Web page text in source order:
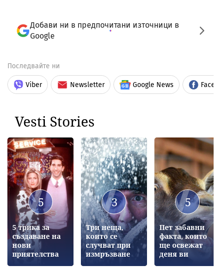
Добави ни в предпочитани източници в
Google
Последвайте ни
Viber Newsletter Google News
Vesti Stories
5
5 трика за
създаване на
нови
приятелства
3
Три неща,
които се
случват при
измръзване
5
Пет забавни
факта, които
ще освежат
деня ви